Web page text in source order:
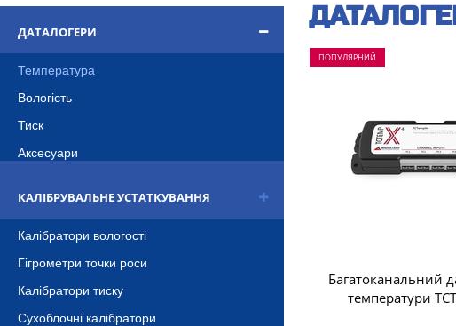
ДАТАЛОГЕРИ
Температура
Вологість
Тиск
Аксесуари
КАЛІБРУВАЛЬНЕ УСТАТКУВАННЯ
Калібратори вологості
Гігрометри точки роси
Калібратори тиску
Сухоблочні калібратори
ПОПУЛЯРНИЙ
Багатоканальний
температури